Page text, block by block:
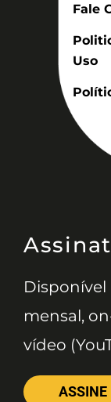
Fale
Uso
Disponível
mensal,
vídeo
ASSINE